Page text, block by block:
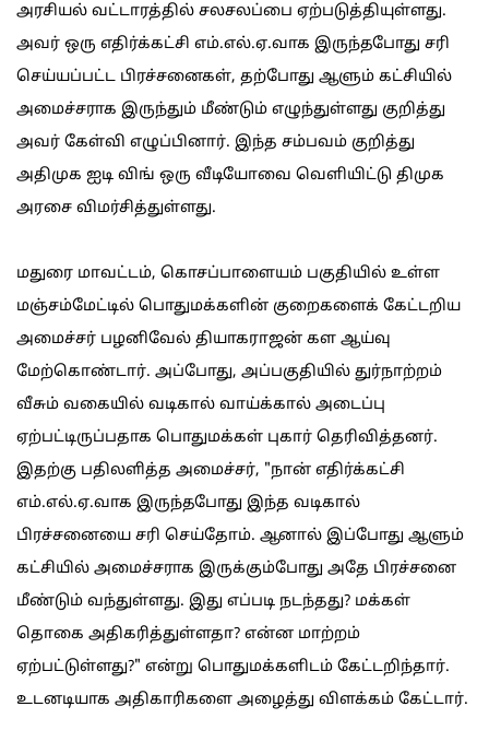
அரசியல் வட்டாரத்தில் சலசலப்பை ஏற்படுத்தியுள்ளது.
அவர் ஒரு எதிர்க்கட்சி எம்.எல்.ஏ.வாக இருந்தபோது சரி
செய்யப்பட்ட பிரச்சனைகள், தற்போது ஆளும் கட்சியில்
அமைச்சராக இருந்தும் மீண்டும் எழுந்துள்ளது குறித்து
அவர் கேள்வி எழுப்பினார். இந்த சம்பவம் குறித்து
அதிமுக ஐடி விங் ஒரு வீடியோவை வெளியிட்டு திமுக
அரசை விமர்சித்துள்ளது.
மதுரை மாவட்டம், கொசப்பாளையம் பகுதியில் உள்ள
மஞ்சம்மேட்டில் பொதுமக்களின் குறைகளைக் கேட்டறிய
அமைச்சர் பழனிவேல் தியாகராஜன் கள ஆய்வு
மேற்கொண்டார். அப்போது, அப்பகுதியில் துர்நாற்றம்
வீசும் வகையில் வடிகால் வாய்க்கால் அடைப்பு
ஏற்பட்டிருப்பதாக பொதுமக்கள் புகார் தெரிவித்தனர்.
இதற்கு பதிலளித்த அமைச்சர், "நான் எதிர்க்கட்சி
எம்.எல்.ஏ.வாக இருந்தபோது இந்த வடிகால்
பிரச்சனையை சரி செய்தோம். ஆனால் இப்போது ஆளும்
கட்சியில் அமைச்சராக இருக்கும்போது அதே பிரச்சனை
மீண்டும் வந்துள்ளது. இது எப்படி நடந்தது? மக்கள்
தொகை அதிகரித்துள்ளதா? என்ன மாற்றம்
ஏற்பட்டுள்ளது?" என்று பொதுமக்களிடம் கேட்டறிந்தார்.
உடனடியாக அதிகாரிகளை அழைத்து விளக்கம் கேட்டார்.